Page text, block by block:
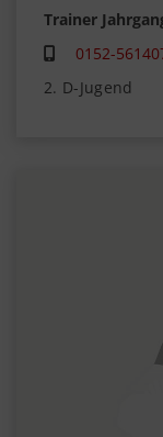
Trainer
0152-
2. D-Jugend